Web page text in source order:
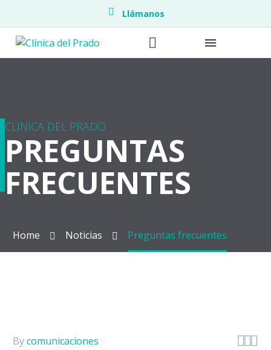
Llámanos
CLINICA DEL PRADO
PREGUNTAS
FRECUENTES
Home Noticias Preguntas frecuentes

Bycomunicaciones